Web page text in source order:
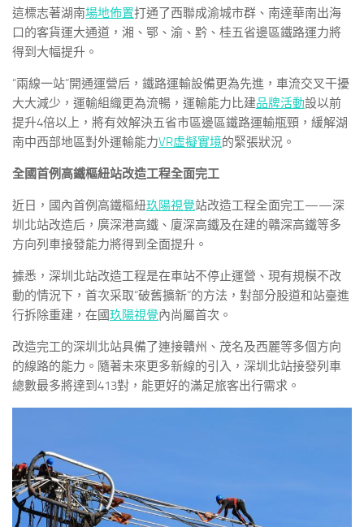
這標志著湖南場地佈置打通了西聯成渝城市群、南達華南出海
口的客貨運大通道，湘、鄂、渝、黔、桂五省邊區鐵路運力將
得到大幅提升。
“兩線一站”開通運營后，鐵路運輸設備更為先進，車流交叉干擾
大大減少，運輸組織更為流暢，運輸能力比建品牌活動設以前
提升4倍以上，將有效解決五省市區邊區鐵路運輸瓶頸，緩解湖
南中西部地區對外運輸能力VR虛擬實境的緊張狀況。
全國首例高鐵樞紐站改造工程全面完工
近日，國內首例高鐵樞紐玖陽視覺站改造工程全面完工——深
圳北站改造后，廣深港高鐵、廈深高鐵及在建的贛深高鐵等多
方向列車接發能力將得到全面提升。
據悉，深圳北站改造工程是在車站不停止運營、現有規模不改
動的情況下，首次采取“破舊擴新”的方法，對部分股道和站臺進
行拆除重建，在國玖陽視覺內尚屬首次。
改造完工的深圳北站具備了連接贛州、茂名及西麗等多個方向
的線路的能力。隨著未來更多新線的引入，深圳北站接發列車
總數最多將達到413對，能更好的滿足旅客出行需求。